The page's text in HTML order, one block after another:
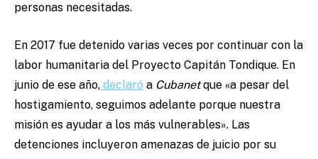
personas necesitadas.
En 2017 fue detenido varias veces por continuar con la
labor humanitaria del Proyecto Capitán Tondique. En
junio de ese año, declaró a Cubanetque «a pesar del
hostigamiento, seguimos adelante porque nuestra
misión es ayudar a los más vulnerables». Las
detenciones incluyeron amenazas de juicio por su